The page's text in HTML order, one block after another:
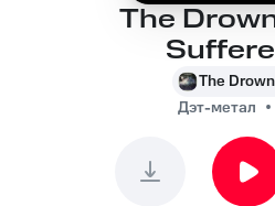
The
The
Дэт-метал